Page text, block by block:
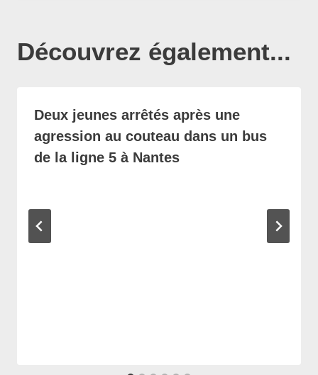
Découvrez également...
Deux jeunes arrêtés après une
agression au couteau dans un bus
de la ligne 5 à Nantes